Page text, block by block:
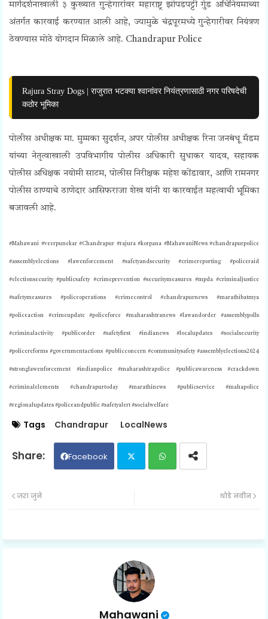
मार्गदर्शनाखाली ३ कुख्यात गुन्हेगारांवर महाराष्ट्र झोपडपट्टी गुंड अधिनियमाच्या
अंतर्गत कारवाई करण्यात आली आहे, ज्यामुळे चंद्रपूरमध्ये गुन्हेगारीवर नियंत्रण
ठेवण्यास मोठे योगदान मिळाले आहे. Chandrapur Police
Rajura Stray Dogs | राजुरात भटक्या श्वानांवर नियंत्रणासाठी नगर परिषदेची
कठोर भूमिका
पोलीस अधीक्षक मा. मुम्मका सुदर्शन, अपर पोलीस अधीक्षक रिना जनबंधू मॅडम
यांच्या नेतृत्वाखाली उपविभागीय पोलीस अधिकारी सुधाकर यादव, सहायक
पोलीस अधिक्षक नयोमी साटम, पोलीस निरीक्षक महेश कोंडावार, आणि रामनगर
पोलीस ठाण्याचे ठाणेदार आसिफराजा शेख यांनी या कारवाईत महत्वाची भूमिका
बजावली आहे.
#Mahawani #veerpunekar #Chandrapur #rajura #korpana #MahawaniNews #chandrapurpolice
#assemblyelections #lawenforcement #safetyandsecurity #crimereporting #policeraid
#electionsecurity #publicsafety #crimeprevention #securitymeasures #mpda #criminaljustice
#safetymeasures #policeoperations #crimecontrol #chandrapurnews #marathibatmya
#policeaction #crimeupdate #policeforce #maharashtranews #lawandorder #assemblypolls
#criminalactivity #publicorder #safetyfirst #indianews #localupdates #socialsecurity
#policereforms #governmentactions #publicconcern #communitysafety #assemblyelections2024
#stronglawenforcement #indianpolice #maharashtrapolice #publicawareness #crackdown
#criminalelements #chandrapurtoday #marathinews #publicservice #mahapolice
#regionalupdates #policeandpublic #safetyalert #socialwelfare
Tags Chandrapur LocalNews
Facebook
ap
थोडे नवीन
जरा जुने
Mahawani